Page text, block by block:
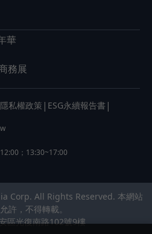
華
務展
隱私權政策 | ESG永續報告書 |
；13:30~17:00
Corp. All Rights Reserved. 本網站
許，不得轉載。
區光復南路102號9樓